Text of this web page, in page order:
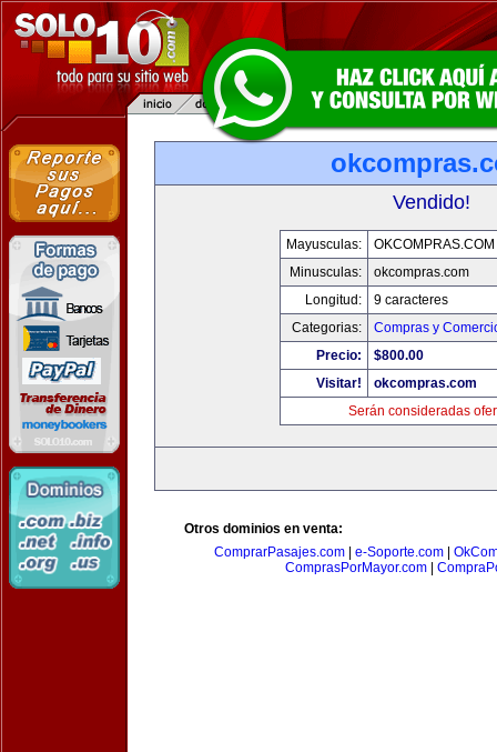
Vendido!
Mayusculas:
OKCOMPRAS.COM
Minusculas:
okcompras.com
Longitud:
9 caracteres
Categorias:
Compras y
Precio:
$800.00
Visitar!
okcompras.com
Serán consideradas
Otros dominios en venta:
ComprarPasajes.com
e-Soporte.com
ComprasPorMayor.com|